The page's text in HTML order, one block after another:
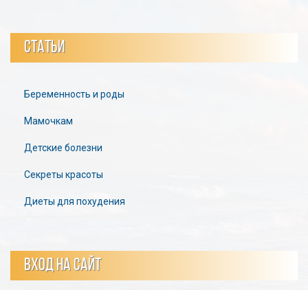
СТАТЬИ
Беременность и роды
Мамочкам
Детские болезни
Секреты красоты
Диеты для похудения
ВХОД НА САЙТ